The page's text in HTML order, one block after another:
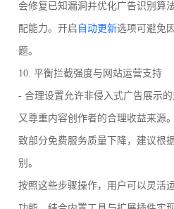
会修复已知漏洞并优化广告识别算
配能力。开启 自动更新选项可避免
题。
10. 平衡拦截强度与网站运营支持
- 合理设置允许非侵入式广告展示
又尊重内容创作者的合理收益来源
致部分免费服务质量下降，建议根
别。
按照这些步骤操作，用户可以灵活